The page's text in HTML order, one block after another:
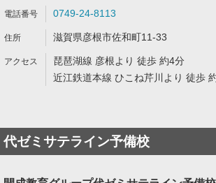
0749-24-8113
滋賀県彦根市佐和町11-33
琵琶湖線 彦根より 徒歩 約4分
近江鉄道本線 ひこね芹川より 徒歩
代ゼミサテライン予備校